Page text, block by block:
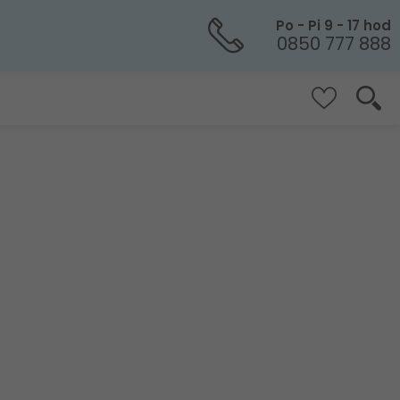
Po - Pi 9 - 17 hod
0850 777 888